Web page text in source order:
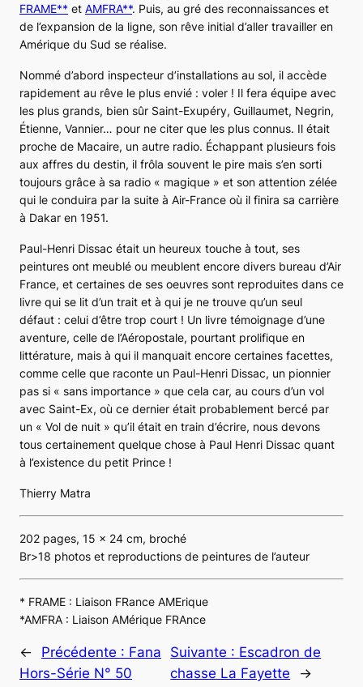
FRAME** et AMFRA**. Puis, au gré des reconnaissances et
de l’expansion de la ligne, son rêve initial d’aller travailler en
Amérique du Sud se réalise.
Nommé d’abord inspecteur d’installations au sol, il accède
rapidement au rêve le plus envié : voler ! Il fera équipe avec
les plus grands, bien sûr Saint-Exupéry, Guillaumet, Negrin,
Étienne, Vannier… pour ne citer que les plus connus. Il était
proche de Macaire, un autre radio. Échappant plusieurs fois
aux affres du destin, il frôla souvent le pire mais s’en sorti
toujours grâce à sa radio « magique » et son attention zélée
qui le conduira par la suite à Air-France où il finira sa carrière
à Dakar en 1951.
Paul-Henri Dissac était un heureux touche à tout, ses
peintures ont meublé ou meublent encore divers bureau d’Air
France, et certaines de ses oeuvres sont reproduites dans ce
livre qui se lit d’un trait et à qui je ne trouve qu’un seul
défaut : celui d’être trop court ! Un livre témoignage d’une
aventure, celle de l’Aéropostale, pourtant prolifique en
littérature, mais à qui il manquait encore certaines facettes,
comme celle que raconte un Paul-Henri Dissac, un pionnier
pas si « sans importance » que cela car, au cours d’un vol
avec Saint-Ex, où ce dernier était probablement bercé par
un « Vol de nuit » qu’il était en train d’écrire, nous devons
tous certainement quelque chose à Paul Henri Dissac quant
à l’existence du petit Prince !
Thierry Matra
202 pages, 15 x 24 cm, broché
Br>18 photos et reproductions de peintures de l’auteur
* FRAME : Liaison FRance AMErique
*AMFRA : Liaison AMérique FRAnce
← Précédente : Fana
Hors-Série N° 50
Suivante : Escadron de
chasse La Fayette
→